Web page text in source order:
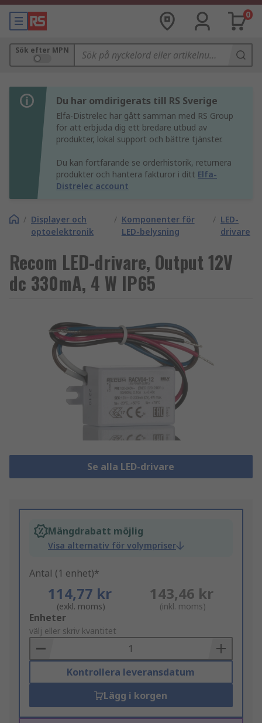
0
Sök efter MPN
Du har omdirigerats till RS Sverige
Elfa-Distrelec har gått samman med RS Group
för att erbjuda dig ett bredare utbud av
produkter, lokal support och bättre tjänster.
Du kan fortfarande se orderhistorik, returnera
produkter och hantera fakturor i ditt Elfa-
Distrelec account
/ Displayer och
optoelektronik
/ Komponenter för
LED-belysning
/ LED-
drivare
Recom LED-drivare, Output 12V
dc 330mA, 4 W IP65
Se alla LED-drivare
Mängdrabatt möjlig
Visa alternativ för volympriser
Antal (1 enhet)*
114,77 kr
(exkl. moms)
143,46 kr
(inkl. moms)
Add
to
Basket
Enheter
välj eller skriv kvantitet
Kontrollera leveransdatum
Lägg i korgen